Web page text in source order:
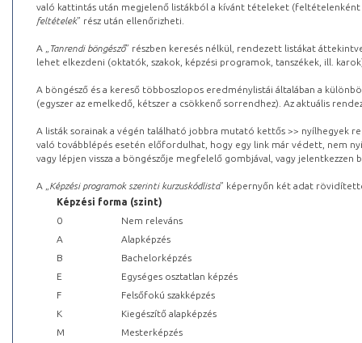
való kattintás után megjelenő listákból a kívánt tételeket (feltételenként
feltételek” rész után ellenőrizheti.
A „ Tanrendi böngésző” részben keresés nélkül, rendezett listákat
lehet elkezdeni (oktatók, szakok, képzési programok, tanszékek, ill.
A böngésző és a kereső többoszlopos eredménylistái általában a
(egyszer az emelkedő, kétszer a csökkenő sorrendhez). Az aktuális
A listák sorainak a végén található jobbra mutató kettős >> nyílhegyek
való továbblépés esetén előfordulhat, hogy egy link már védett, nem
vagy lépjen vissza a böngészője megfelelő gombjával, vagy
A „ Képzési programok szerinti kurzuskódlista” képernyőn két adat
Képzési forma (szint)
0
Nem releváns
A
Alapképzés
B
Bachelorképzés
E
Egységes osztatlan képzés
F
Felsőfokú szakképzés
K
Kiegészítő alapképzés
M
Mesterképzés